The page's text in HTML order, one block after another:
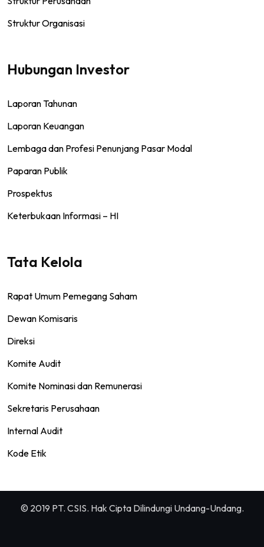
Struktur Organisasi
Hubungan Investor
Laporan Tahunan
Laporan Keuangan
Lembaga dan Profesi Penunjang Pasar Modal
Paparan Publik
Prospektus
Keterbukaan Informasi – HI
Tata Kelola
Rapat Umum Pemegang Saham
Dewan Komisaris
Direksi
Komite Audit
Komite Nominasi dan Remunerasi
Sekretaris Perusahaan
Internal Audit
Kode Etik
© 2019 PT. CSIS. Hak Cipta Dilindungi Undang-Undang.